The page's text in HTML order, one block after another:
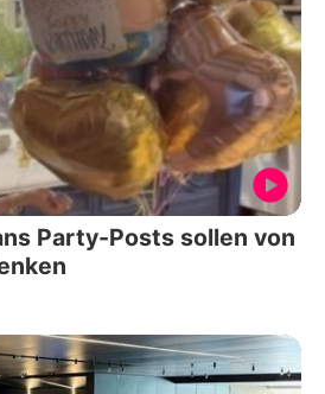
Party-Posts sollen von